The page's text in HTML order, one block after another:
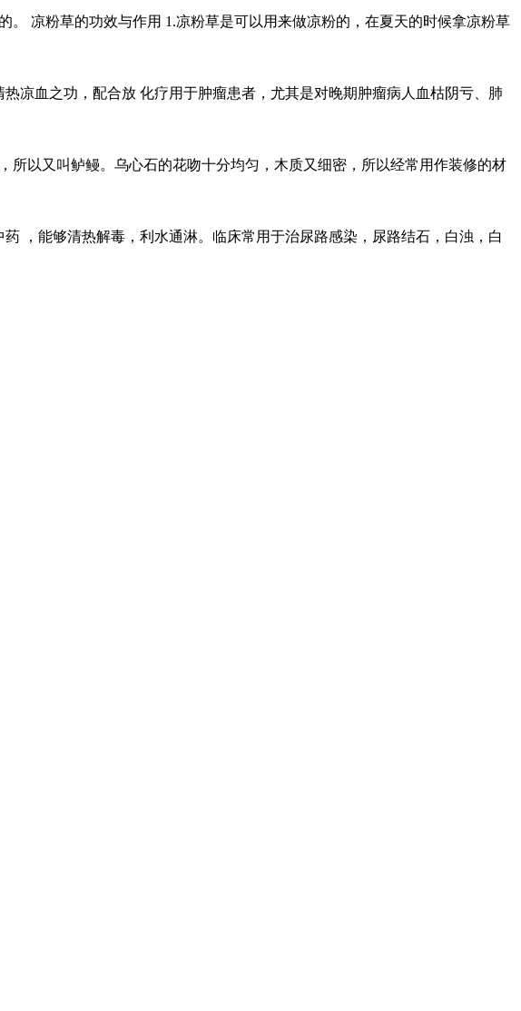
凉粉草的功效与作用 1.凉粉草是可以用来做凉粉的，在夏天的时候拿凉粉草
凉血之功，配合放 化疗用于肿瘤患者，尤其是对晚期肿瘤病人血枯阴亏、肺
以又叫鲈鳗。乌心石的花吻十分均匀，木质又细密，所以经常用作装修的材
，能够清热解毒，利水通淋。临床常用于治尿路感染，尿路结石，白浊，白